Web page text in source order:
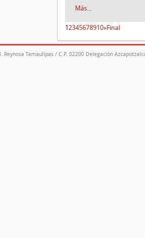
Más...
1 2345678910»Final
Reynosa Tamaulipas / C.P. 02200 Delegación